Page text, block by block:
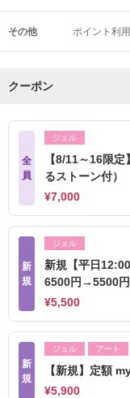
その他 ポイント利
クーポン
全
員
ジェル
【8/11～16限
るストーン付）
¥7,000
新
規
ジェル
新規【平日
6500円→5500円
¥5,500
新
規
ジェル アート
【新規】定額
¥5,900